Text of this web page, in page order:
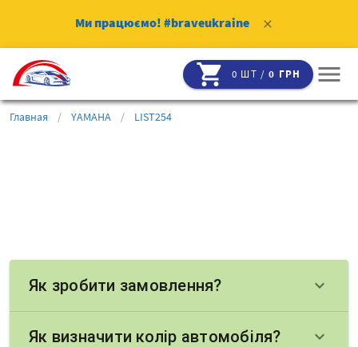
Ми працюємо! #braveukraine clear
shopping_cart 0 ШТ /0 ГРН menu
Главная / YAMAHA / LIST254
Як зробити замовлення? keyboard_arrow_down
Як визначити колір автомобіля? keyboard_arrow_down